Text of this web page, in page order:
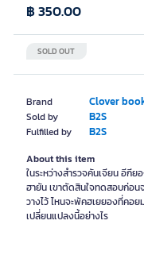
Brand Clover
Sold by B2S
Fulfilled by B2S
SOLD OUT
฿ 350.00
About this item
ในระหว่างสำรวจคันเจียน อี
ฮายัน เขาตัดสินใจทดสอบก่อน
วางไว้ ไหนจะพัคฮเยยองที่คอ
เปลี่ยนแปลงนี้อย่างไร